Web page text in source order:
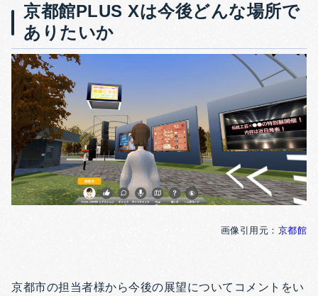
京都館PLUS Xは今後どんな場所で
ありたいか
画像引用元： 京都館
京都市の担当者様から今後の展望についてコメントをい